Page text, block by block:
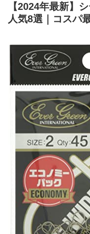
【2024年最新】
人気8選｜コスパ